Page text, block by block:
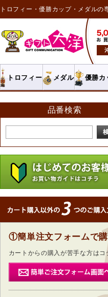
トロフィー・優勝カップ・メダルの
トロフィー メダル 優勝カ
品番検索
①簡単注文フォームで
カートからの購入が苦手な方はコ